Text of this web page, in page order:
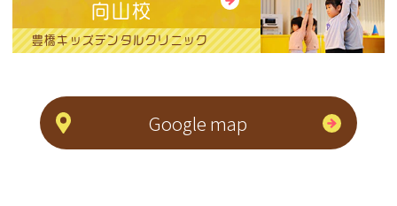
向山校
豊橋キッズデンタルクリニック
Google map